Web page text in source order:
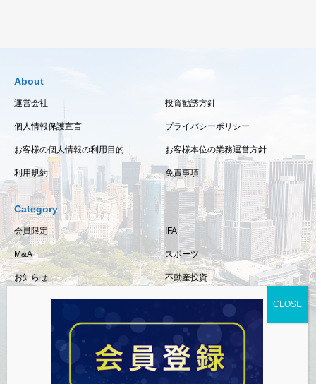
About
運営会社 投資勧誘方針
個人情報保護宣言 プライバシーポリシー
お客様の個人情報の利用目的 お客様本位の業務運営方針
利用規約 免責事項
Category
会員限定 IFA
M&A スポーツ
お知らせ 不動産投資
相続・事業承継
経済情報